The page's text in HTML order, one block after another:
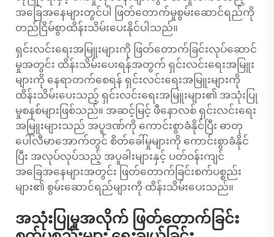
အခြေအနေများတွင်ပါ ဖြတ်တောက်မှုစွမ်းဆောင်ရည်ကို
တည်ငြိမ်စွာထိန်းသိမ်းပေးနိုင်ပါသည်။
ရှင်းလင်းရေးအမြူးများကို ဖြတ်တောက်ခြင်းလုပ်ဆောင်
မှုအတွင်း ထိန်းသိမ်းပေးရန်အတွက် ရှင်းလင်းရေးအမြူး
များကို နေရာတက်စေရန် ရှင်းလင်းရေးအမြူးများကို
ထိန်းသိမ်းပေးသည့် ရှင်းလင်းရေးအမြူးများ၏ အသုံးပြု
မှုစနစ်များဖြစ်သည်။ အဆင့်မြင့် ဖီနောလစ် ရှင်းလင်းရေး
အမြူးများသည် အပူဒဏ်ကို ကောင်းစွာခံနိုင်ပြီး ဓာတု
ပေါ်လီမာအောက်တွင် စိတ်ခေါ်မှုများကို ကောင်းစွာခံနိုင်
ပြီး အလုပ်လုပ်သည့် အပူခါးများနှင့် ပတ်ဝန်းကျင်
အခြေအနေများအတွင်း ဖြတ်တောက်ခြင်းစက်ပစ္စည်း
များ၏ စွမ်းဆောင်ရည်များကို ထိန်းသိမ်းပေးသည်။
အသုံးပြုမှုအလိုက် ဖြတ်တောက်ခြင်း